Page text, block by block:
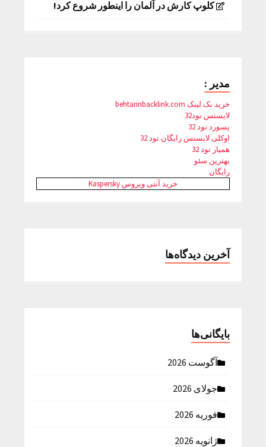
کلوپ کارش در آلمان را اینطور شروع کرد!
مدیر :
خرید بک لینک behtarinbacklink.com
لایسنس نود32
پسورد نود 32
اوکلی لایسنس رایگان نود 32
همیار نود 32
بهترین سئو
رایگان
خرید آنتی ویروس Kaspersky
آخرین دیدگاه‌ها
بایگانی‌ها
آگوست 2026
جولای 2026
فوریه 2026
ژانویه 2026